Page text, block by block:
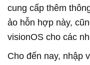
cung cấp thêm
ảo hỗn hợp này,
visionOS cho các
Cho đến nay, nhập